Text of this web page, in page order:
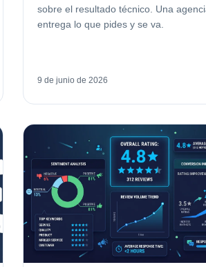
sobre el resultado técnico. Una
entrega lo que pides y se va.
9 de junio de 2026